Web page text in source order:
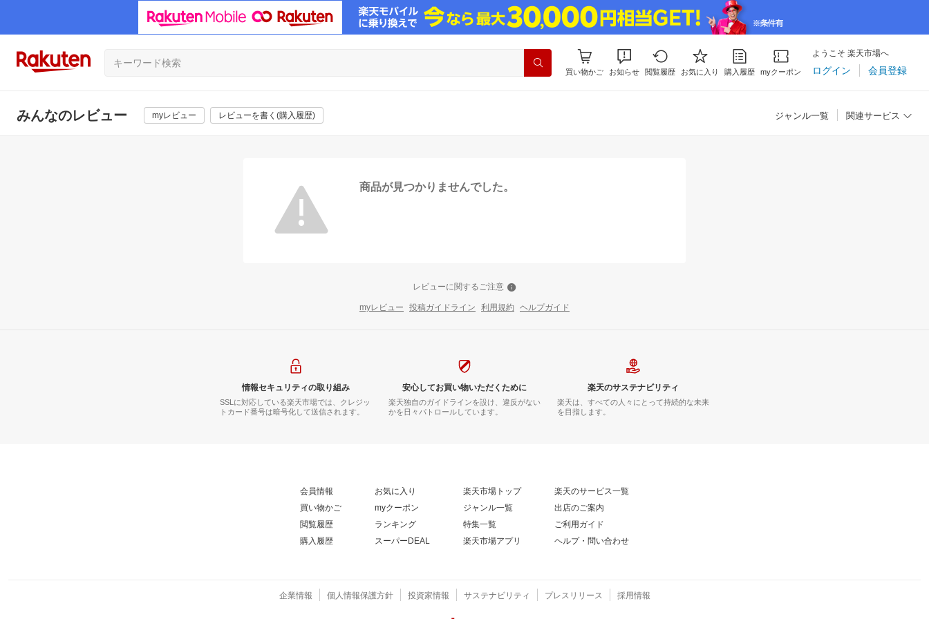
買い物かご お知らせ 閲覧履歴 お気に入り 購入履歴 myクーポン
ようこそ 楽天市場へ
ログイン 会員登録
みんなのレビュー myレビュー レビューを書く(購入履歴) ジャンル一覧 関連サービス
商品が見つかりませんでした。
レビューに関するご注意
myレビュー 投稿ガイドライン 利用規約 ヘルプガイド
情報セキュリティの取り組み
SSLに対応している楽天市場では、クレジッ
トカード番号は暗号化して送信されます。
安心してお買い物いただくために
楽天独自のガイドラインを設け、違反がない
かを日々パトロールしています。
楽天のサステナビリティ
楽天は、すべての人々にとって持続的な未来
を目指します。
会員情報
買い物かご
閲覧履歴
購入履歴
お気に入り
myクーポン
ランキング
スーパーDEAL
楽天市場トップ
ジャンル一覧
特集一覧
楽天市場アプリ
楽天のサービス一覧
出店のご案内
ご利用ガイド
ヘルプ・問い合わせ
企業情報 個人情報保護方針 投資家情報 サステナビリティ プレスリリース 採用情報